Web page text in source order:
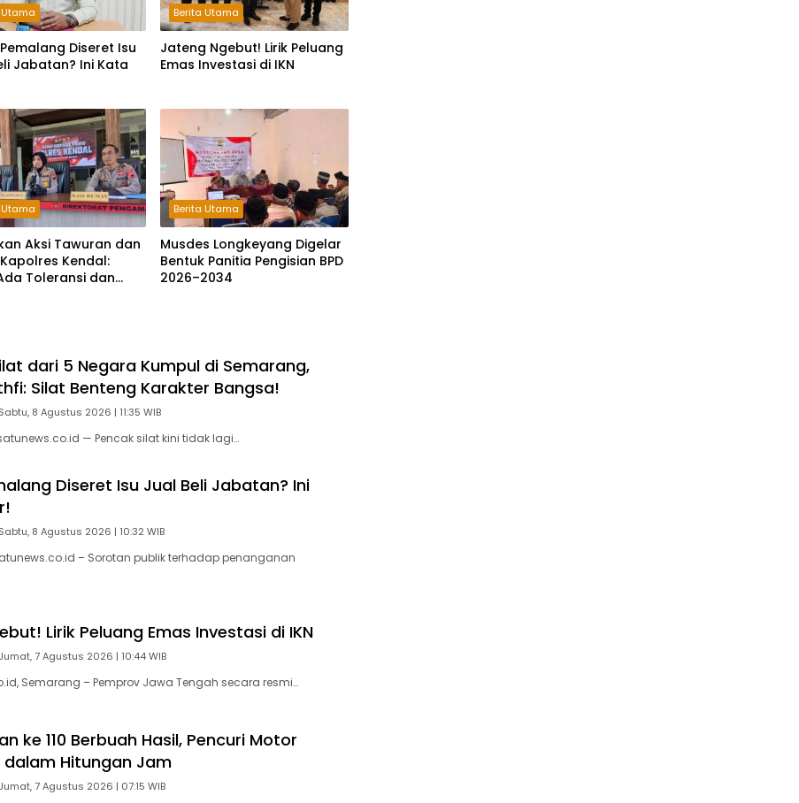
Diseret Isu
Jabatan? Ini Kata
Berita Utama
Jateng Ngebut! Lirik Peluang
Emas Investasi di IKN
Aksi Tawuran dan
Kendal:
Toleransi dan
Berita Utama
Musdes Longkeyang Digelar
Bentuk Panitia Pengisian BPD
2026–2034
dari 5 Negara Kumpul di Semarang,
Silat Benteng Karakter Bangsa!
Sabtu, 8 Agustus 2026 | 11:35 WIB
— Pencak silat kini tidak lagi…
Diseret Isu Jual Beli Jabatan? Ini
Sabtu, 8 Agustus 2026 | 10:32 WIB
– Sorotan publik terhadap penanganan
Lirik Peluang Emas Investasi di IKN
Jumat, 7 Agustus 2026 | 10:44 WIB
Semarang – Pemprov Jawa Tengah secara resmi…
ke 110 Berbuah Hasil, Pencuri Motor
Hitungan Jam
Jumat, 7 Agustus 2026 | 07:15 WIB